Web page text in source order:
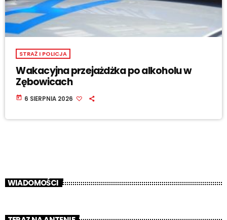
STRAŻ I POLICJA
Wakacyjna przejażdżka po alkoholu w
Zębowicach
today 6 SIERPNIA 2026
WIADOMOŚCI